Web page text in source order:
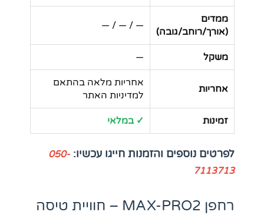
ממדים
(אורך/רוחב/גובה)
— / — / —
משקל —
אחריות
אחריות מלאה בהתאם
למדיניות האתר
זמינות ✓ במלאי
לפרטים נוספים והזמנות חייגו עכשיו: 050-
7113713
רחפן MAX-PRO2 – חוויית טיסה